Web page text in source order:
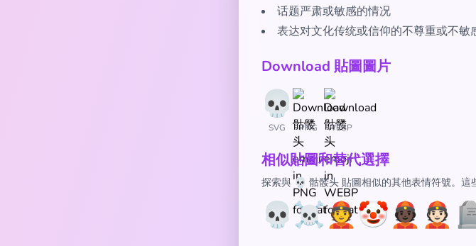
话题严肃或敏感的情况
表达对文化传统或信仰的不尊重或不敏
Download 貼圖圖片
SVG PNG WEBP
相似貼圖和替代選擇
探索與 💀 骷髅头 貼圖相似的其他表情符號。這
💀☠️👲🤡👲🏿 👲🏻